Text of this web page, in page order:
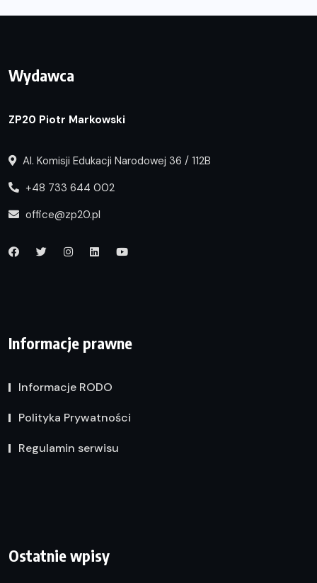
Wydawca
ZP20 Piotr Markowski
Al. Komisji Edukacji Narodowej 36 / 112B
+48 733 644 002
office@zp20.pl
Informacje prawne
Informacje RODO
Polityka Prywatności
Regulamin serwisu
Ostatnie wpisy